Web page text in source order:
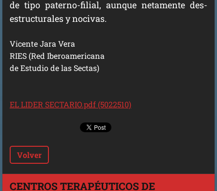
de tipo paterno-filial, aunque netamente des-
estructurales y nocivas.
Vicente Jara Vera
RIES (Red Iberoamericana
de Estudio de las Sectas)
EL LIDER SECTARIO.pdf (5022510)
Volver
CENTROS TERAPÉUTICOS DE